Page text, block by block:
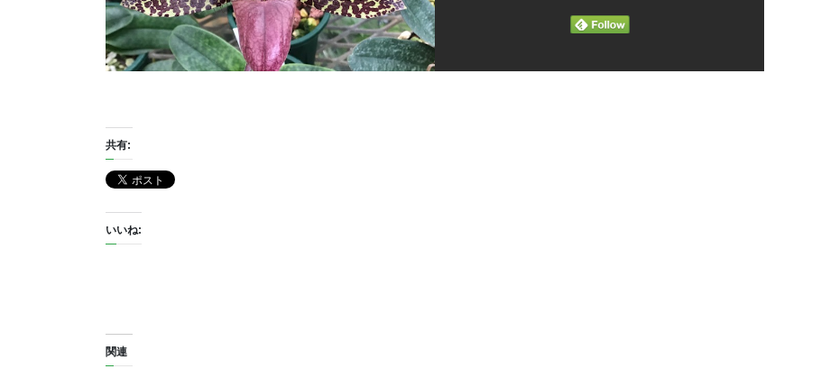
共有:
いいね:
関連